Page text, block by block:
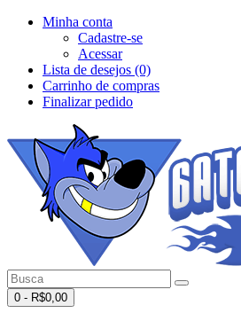
Minha conta
Cadastre-se
Acessar
Lista de desejos (0)
Carrinho de compras
Finalizar pedido
0 - R$0,00